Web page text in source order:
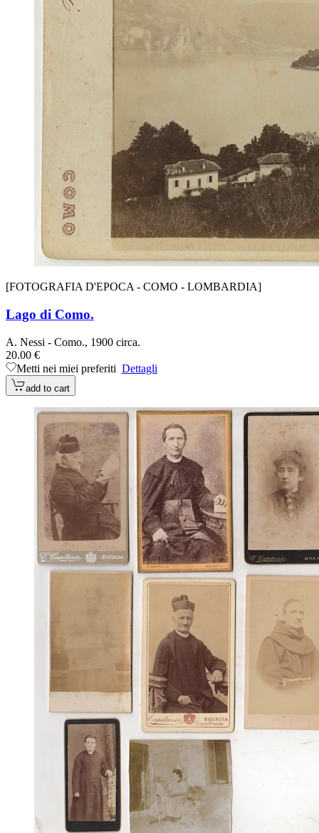
[FOTOGRAFIA D'EPOCA - COMO - LOMBARDIA]
Lago di Como.
A. Nessi - Como., 1900 circa.
20.00 €
Metti nei miei preferiti Dettagli
add to cart